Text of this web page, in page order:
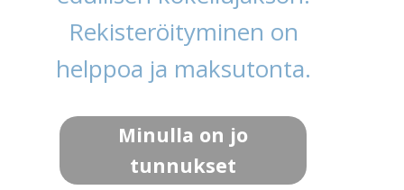
Rekisteröityminen on
helppoa ja maksutonta.
Minulla on jo
tunnukset